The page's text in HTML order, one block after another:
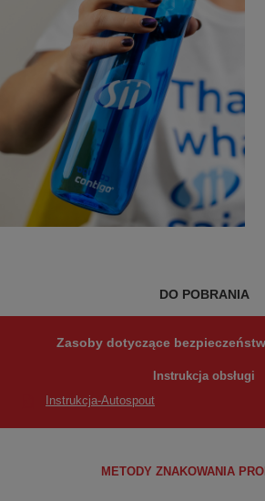
DO POBRANIA
Zasoby dotyczące
Instrukcja obsługi
Instrukcja-Autospout
METODY ZNAKOWANIA